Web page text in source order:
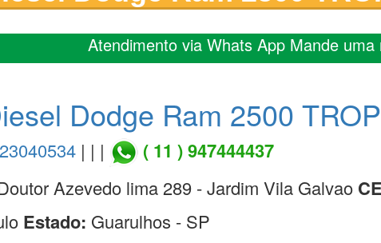
Atendimento via Whats App Mande
Dodge Ram 2500
| | |
( 11 ) 947444437
Azevedo lima 289 - Jardim Vila Galvao
Estado: Guarulhos - SP